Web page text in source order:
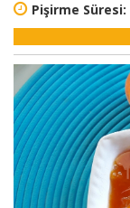
Pişirme Süresi: